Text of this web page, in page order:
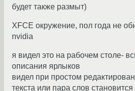
будет также размыт)
XFCE окружение, пол года не
nvidia
я видел это на рабочем столе-
описания ярлыков
видел при простом
текста или пара слов